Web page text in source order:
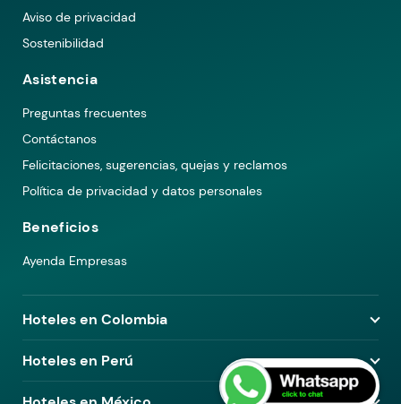
Aviso de privacidad
Sostenibilidad
Asistencia
Preguntas frecuentes
Contáctanos
Felicitaciones, sugerencias, quejas y reclamos
Política de privacidad y datos personales
Beneficios
Ayenda Empresas
Hoteles en Colombia
Hoteles en Medellín
Hoteles en Bogotá
Hoteles en Perú
Hoteles en Lima